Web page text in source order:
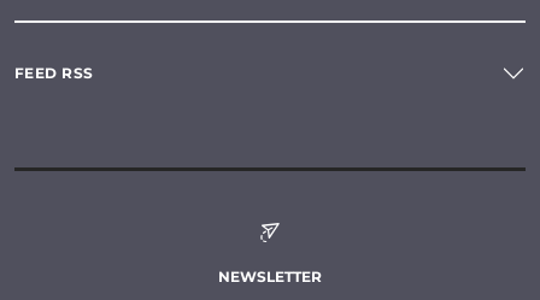
FEED RSS
NEWSLETTER